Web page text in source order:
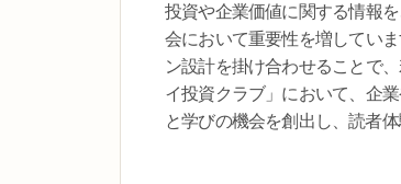
投資や企業価値に関する情報
会において重要性を増してい
ン設計を掛け合わせることで
イ投資クラブ」において、企
と学びの機会を創出し、読者